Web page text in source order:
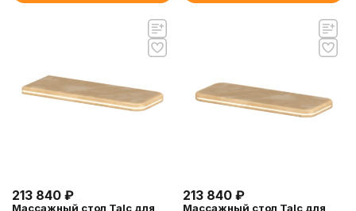
213 840 ₽
Массажный стол Talc для
213 840 ₽
Массажный стол Talc для